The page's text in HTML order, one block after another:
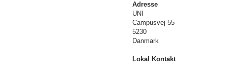
Adresse
UNI
Campusvej 55
5230
Danmark
Lokal Kontakt